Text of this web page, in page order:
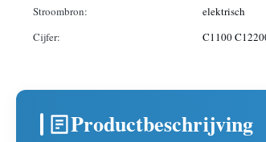
Stroombron:
elektrisch
Cijfer:
C1100
Productbeschrijving